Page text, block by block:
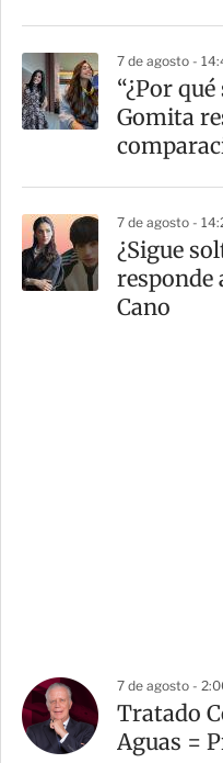
7 de agosto -
“¿Por
Gomita
7 de agosto -
¿Sigue
responde
Cano
7 de agosto -
Tratado
Aguas =